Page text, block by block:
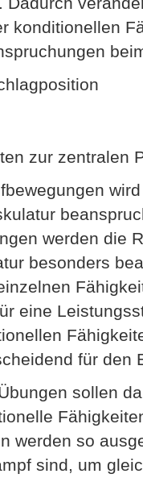
konditionellen
zur zentralen
werden die
besonders
eine
für den
sollen
werden so
sind, um